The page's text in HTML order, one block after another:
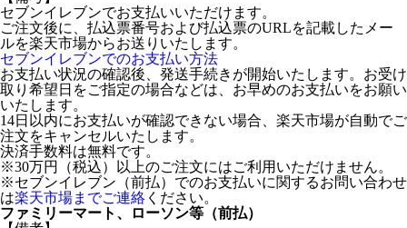
セブンイレブンでお支払いいただけます。
ご注文後に、払込票番号および払込票のURLを記載したメー
ルを楽天市場からお送りいたします。
セブンイレブンでのお支払い方法
お支払い状況の確認後、発送手続きが開始いたします。お受け
取り希望日をご指定の場合などは、お早めのお支払いをお願い
いたします。
14日以内にお支払いが確認できない場合、楽天市場が自動でご
注文をキャンセルいたします。
決済手数料は無料です。
※30万円（税込）以上のご注文にはご利用いただけません。
※セブンイレブン（前払）でのお支払いに関するお問い合わせ
は楽天市場までご連絡 ください。
ファミリーマート、ローソン等（前払）